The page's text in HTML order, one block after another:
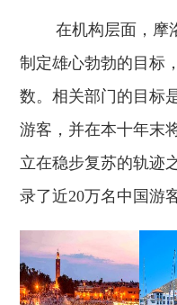
在机构层面，摩
制定雄心勃勃的目标
数。相关部门的目标
游客，并在本十年末
立在稳步复苏的轨迹
录了近20万名中国游客